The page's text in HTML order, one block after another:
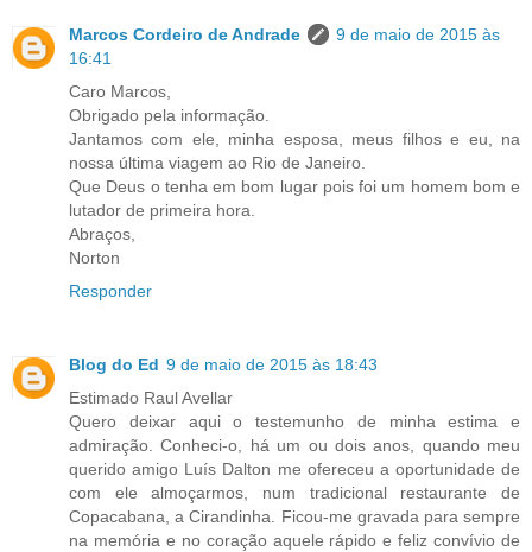
Marcos Cordeiro de Andrade
9 de maio de 2015 às
16:41
Caro Marcos,
Obrigado pela informação.
Jantamos com ele, minha esposa, meus filhos e eu, na
nossa última viagem ao Rio de Janeiro.
Que Deus o tenha em bom lugar pois foi um homem bom e
lutador de primeira hora.
Abraços,
Norton
Responder
Blog do Ed 9 de maio de 2015 às 18:43
Estimado Raul Avellar
Quero deixar aqui o testemunho de minha estima e
admiração. Conheci-o, há um ou dois anos, quando meu
querido amigo Luís Dalton me ofereceu a oportunidade de
com ele almoçarmos, num tradicional restaurante de
Copacabana, a Cirandinha. Ficou-me gravada para sempre
na memória e no coração aquele rápido e feliz convívio de